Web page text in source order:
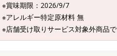
※賞味期限：2026/9/7
※アレルギー特定原材料 無
※店舗受け取りサービス対象外商品